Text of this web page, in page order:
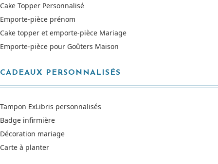
Cake Topper Personnalisé
Emporte-pièce prénom
Cake topper et emporte-pièce Mariage
Emporte-pièce pour Goûters Maison
CADEAUX PERSONNALISÉS
Tampon ExLibris personnalisés
Badge infirmière
Décoration mariage
Carte à planter